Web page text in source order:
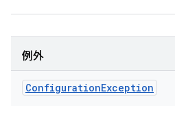
例外
ConfigurationException